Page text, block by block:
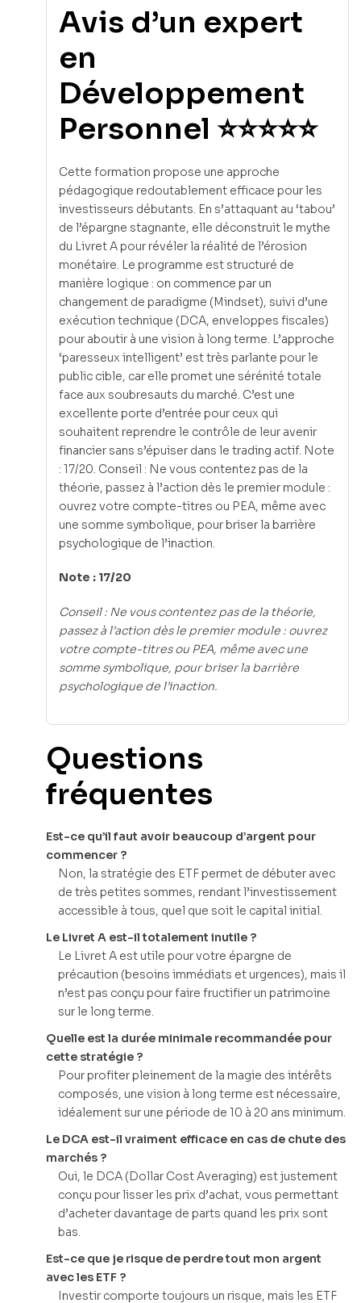
Avis d’un expert
en
Développement
Personnel ⭐⭐⭐⭐⭐
Cette formation propose une approche
pédagogique redoutablement efficace pour les
investisseurs débutants. En s’attaquant au ‘tabou’
de l’épargne stagnante, elle déconstruit le mythe
du Livret A pour révéler la réalité de l’érosion
monétaire. Le programme est structuré de
manière logique : on commence par un
changement de paradigme (Mindset), suivi d’une
exécution technique (DCA, enveloppes fiscales)
pour aboutir à une vision à long terme. L’approche
‘paresseux intelligent’ est très parlante pour le
public cible, car elle promet une sérénité totale
face aux soubresauts du marché. C’est une
excellente porte d’entrée pour ceux qui
souhaitent reprendre le contrôle de leur avenir
financier sans s’épuiser dans le trading actif. Note
: 17/20. Conseil : Ne vous contentez pas de la
théorie, passez à l’action dès le premier module :
ouvrez votre compte-titres ou PEA, même avec
une somme symbolique, pour briser la barrière
psychologique de l’inaction.
Note : 17/20
Conseil : Ne vous contentez pas de la théorie,
passez à l’action dès le premier module : ouvrez
votre compte-titres ou PEA, même avec une
somme symbolique, pour briser la barrière
psychologique de l’inaction.
Questions
fréquentes
Est-ce qu’il faut avoir beaucoup d’argent pour
commencer ?
Non, la stratégie des ETF permet de débuter avec
de très petites sommes, rendant l’investissement
accessible à tous, quel que soit le capital initial.
Le Livret A est-il totalement inutile ?
Le Livret A est utile pour votre épargne de
précaution (besoins immédiats et urgences), mais il
n’est pas conçu pour faire fructifier un patrimoine
sur le long terme.
Quelle est la durée minimale recommandée pour
cette stratégie ?
Pour profiter pleinement de la magie des intérêts
composés, une vision à long terme est nécessaire,
idéalement sur une période de 10 à 20 ans minimum.
Le DCA est-il vraiment efficace en cas de chute des
marchés ?
Oui, le DCA (Dollar Cost Averaging) est justement
conçu pour lisser les prix d’achat, vous permettant
d’acheter davantage de parts quand les prix sont
bas.
Est-ce que je risque de perdre tout mon argent
avec les ETF ?
Investir comporte toujours un risque, mais les ETF